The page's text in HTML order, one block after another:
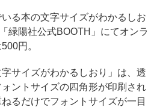
る本の文字サイズがわかるしお
緑陽社公式BOOTH」にてオンラ
円。
サイズがわかるしおり」は、透
ントサイズの四角形が印刷され
るだけでフォントサイズが一目